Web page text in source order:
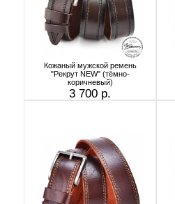
Кожаный мужской ремень
"Рекрут NEW" (тёмно-
коричневый)
3 700 р.